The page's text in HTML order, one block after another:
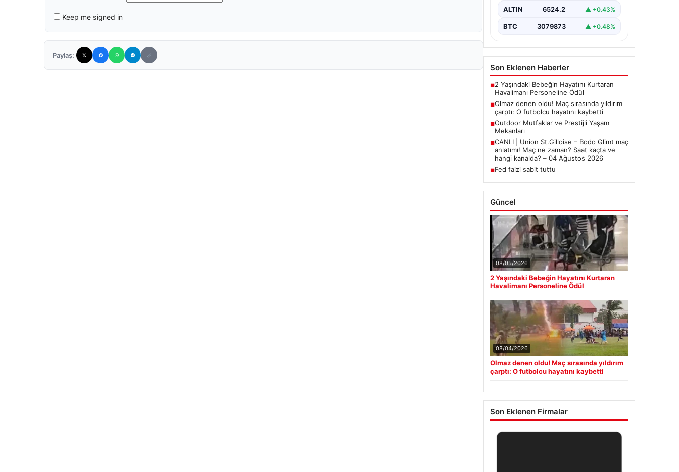
Keep me signed in
Paylaş:
ALTIN 6524.2 ▲ +0.43%
BTC 3079873 ▲ +0.48%
Son Eklenen Haberler
■2 Yaşındaki Bebeğin Hayatını Kurtaran
Havalimanı Personeline Ödül
■Olmaz denen oldu! Maç sırasında yıldırım
çarptı: O futbolcu hayatını kaybetti
■Outdoor Mutfaklar ve Prestijli Yaşam
Mekanları
■CANLI | Union St.Gilloise – Bodo Glimt maç
anlatımı! Maç ne zaman? Saat kaçta ve
hangi kanalda? – 04 Ağustos 2026
■Fed faizi sabit tuttu
Güncel
08/05/2026
2 Yaşındaki Bebeğin Hayatını Kurtaran
Havalimanı Personeline Ödül
08/04/2026
Olmaz denen oldu! Maç sırasında yıldırım
çarptı: O futbolcu hayatını kaybetti
Son Eklenen Firmalar